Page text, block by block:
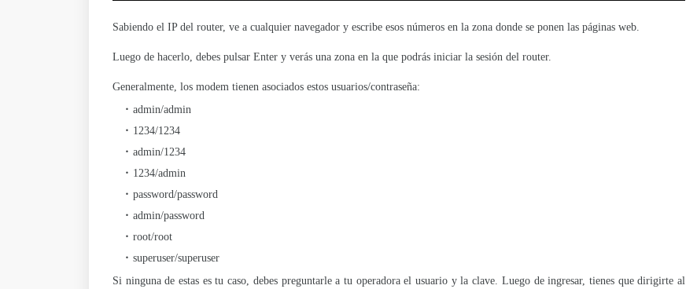
Sabiendo el IP del router, ve a cualquier navegador y escribe esos números en la zona donde se ponen las páginas web.
Luego de hacerlo, debes pulsar Enter y verás una zona en la que podrás iniciar la sesión del router.
Generalmente, los modem tienen asociados estos usuarios/contraseña:
admin/admin
1234/1234
admin/1234
1234/admin
password/password
admin/password
root/root
superuser/superuser
Si ninguna de estas es tu caso, debes preguntarle a tu operadora el usuario y la clave. Luego de ingresar, tienes que dirigirte al